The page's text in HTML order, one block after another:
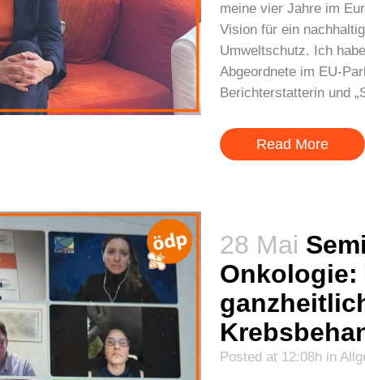
meine vier Jahre im
Vision für ein
Umweltschutz. Ich
Abgeordnete im EU-
Berichterstatterin und
Read More
28 Mai
Onkologie:
Posted at 12:08h in